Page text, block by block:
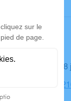
Le mardi
Église,